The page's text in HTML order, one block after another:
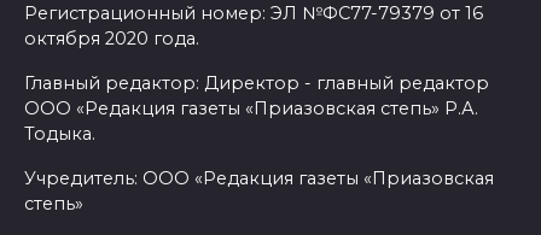
Регистрационный номер: ЭЛ №ФС77-79379 от 16
октября 2020 года.
Главный редактор: Директор - главный редактор
ООО «Редакция газеты «Приазовская степь» Р.А.
Тодыка.
Учредитель: ООО «Редакция газеты «Приазовская
степь»